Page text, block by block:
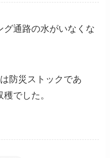
グ通路の水がいなくな
防災ストックであ
でした。